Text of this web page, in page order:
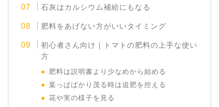
石灰はカルシウム補給にもなる
肥料をあげない方がいいタイミング
初心者さん向け｜トマトの肥料の上手な使い
方
肥料は説明書より少なめから始める
葉っぱばかり茂る時は追肥を控える
花や実の様子を見る